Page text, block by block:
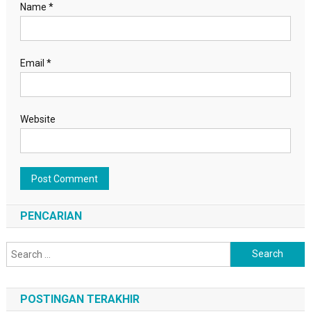
Name *
Email *
Website
PENCARIAN
Search
for:
POSTINGAN TERAKHIR